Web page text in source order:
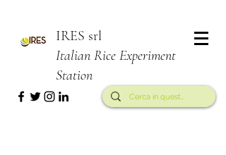
IRES srl
Italian Rice Experiment
Station